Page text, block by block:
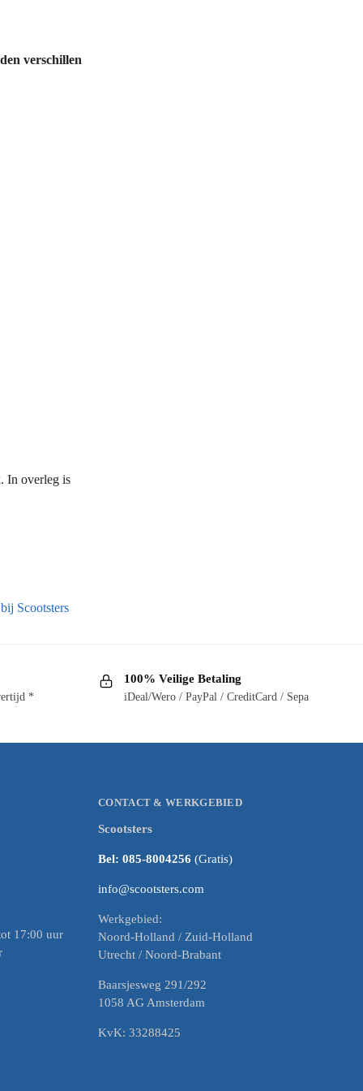
verschillen
In overleg is
Scootsters
*
100% Veilige Betaling
iDeal/Wero / PayPal / CreditCard / Sepa
17:00 uur
CONTACT & WERKGEBIED
Scootsters
Bel: 085-8004256(Gratis)
info@scootsters.com
Werkgebied:
Noord-Holland / Zuid-Holland
Utrecht / Noord-Brabant
Baarsjesweg 291/292
1058 AG Amsterdam
KvK: 33288425